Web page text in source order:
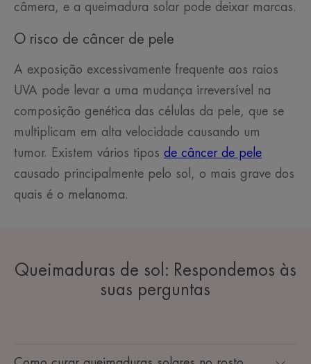
câmera, e a queimadura solar pode deixar marcas.
O risco de câncer de pele
A exposição excessivamente frequente aos raios
UVA pode levar a uma mudança irreversível na
composição genética das células da pele, que se
multiplicam em alta velocidade causando um
tumor. Existem vários tipos de câncer de pele
causado principalmente pelo sol, o mais grave dos
quais é o melanoma.
Queimaduras de sol: Respondemos às
suas perguntas